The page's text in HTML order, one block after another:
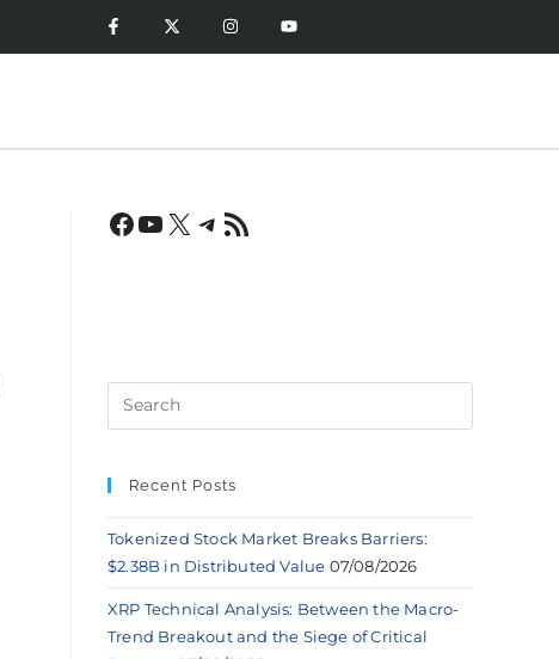
Recent Posts
Tokenized Stock Market Breaks Barriers:
$2.38B in Distributed Value 07/08/2026
XRP Technical Analysis: Between the Macro-
Trend Breakout and the Siege of Critical